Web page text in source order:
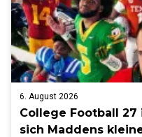
6. August 2026
College Football
sich Maddens